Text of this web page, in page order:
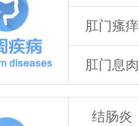
肛门瘙痒
肛门息肉
结肠炎